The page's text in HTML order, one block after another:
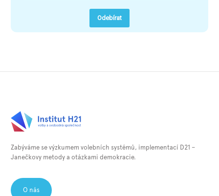
Odebírat
Zabýváme se výzkumem volebních systémů, implementací D21 –
Janečkovy metody a otázkami demokracie.⁠
O nás